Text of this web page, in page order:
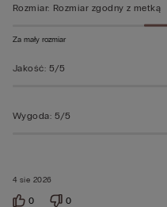
4 sie 2026
Rozmiar: Rozmiar zgodny z metką
Za mały rozmiar
Jakość: 5/5
Wygoda: 5/5
0 0